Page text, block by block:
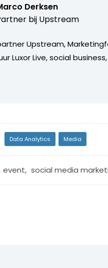
Derksen
bij Upstream
Upstream,
Luxor Live, social
Data Analytics Media
event, social media